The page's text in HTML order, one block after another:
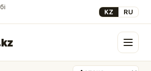
Select your
KZ RU
Мәзір